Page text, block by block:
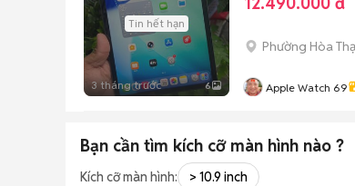
Tin hết hạn
3 tháng trước 6
Phường Hòa
Apple Watch 69
Bạn cần tìm kích cỡ màn hình nào ?
Kích cỡ màn hình: > 10.9 inch